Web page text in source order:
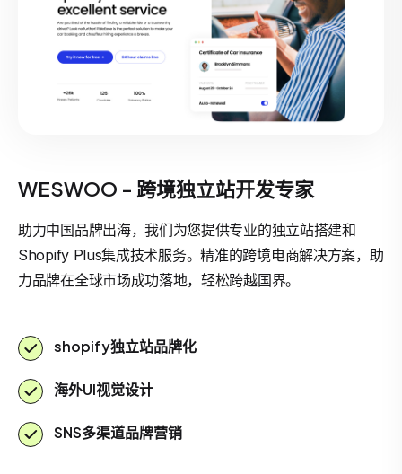
WESWOO - 跨境独立站开发专家
助力中国品牌出海，我们为您提供专业的独立站搭建和
Shopify Plus集成技术服务。精准的跨境电商解决方案，助
力品牌在全球市场成功落地，轻松跨越国界。
shopify独立站品牌化
海外UI视觉设计
SNS多渠道品牌营销